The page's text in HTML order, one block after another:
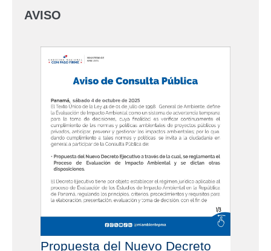
AVISO
Propuesta del Nuevo Decreto